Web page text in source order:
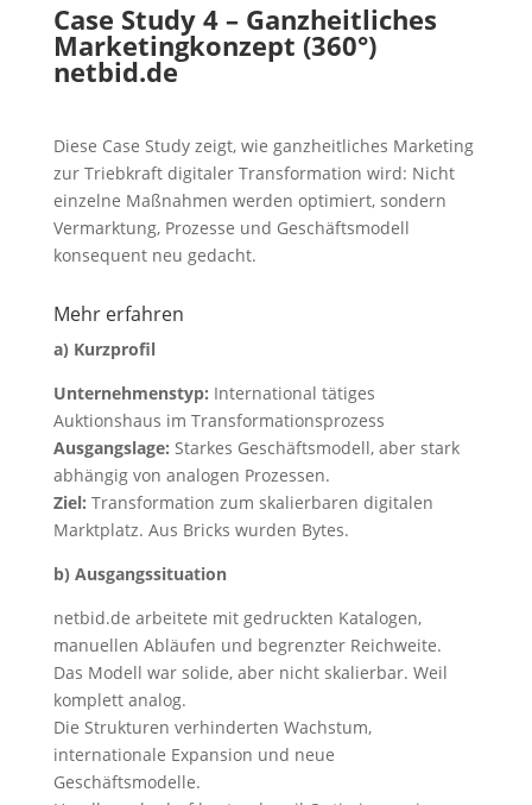
Case Study 4 – Ganzheitliches
Marketingkonzept (360°)
netbid.de
Diese Case Study zeigt, wie ganzheitliches Marketing
zur Triebkraft digitaler Transformation wird: Nicht
einzelne Maßnahmen werden optimiert, sondern
Vermarktung, Prozesse und Geschäftsmodell
konsequent neu gedacht.
Mehr erfahren
a) Kurzprofil
Unternehmenstyp: International tätiges
Auktionshaus im Transformationsprozess
Ausgangslage: Starkes Geschäftsmodell, aber stark
abhängig von analogen Prozessen.
Ziel: Transformation zum skalierbaren digitalen
Marktplatz. Aus Bricks wurden Bytes.
b) Ausgangssituation
netbid.de arbeitete mit gedruckten Katalogen,
manuellen Abläufen und begrenzter Reichweite.
Das Modell war solide, aber nicht skalierbar. Weil
komplett analog.
Die Strukturen verhinderten Wachstum,
internationale Expansion und neue
Geschäftsmodelle.